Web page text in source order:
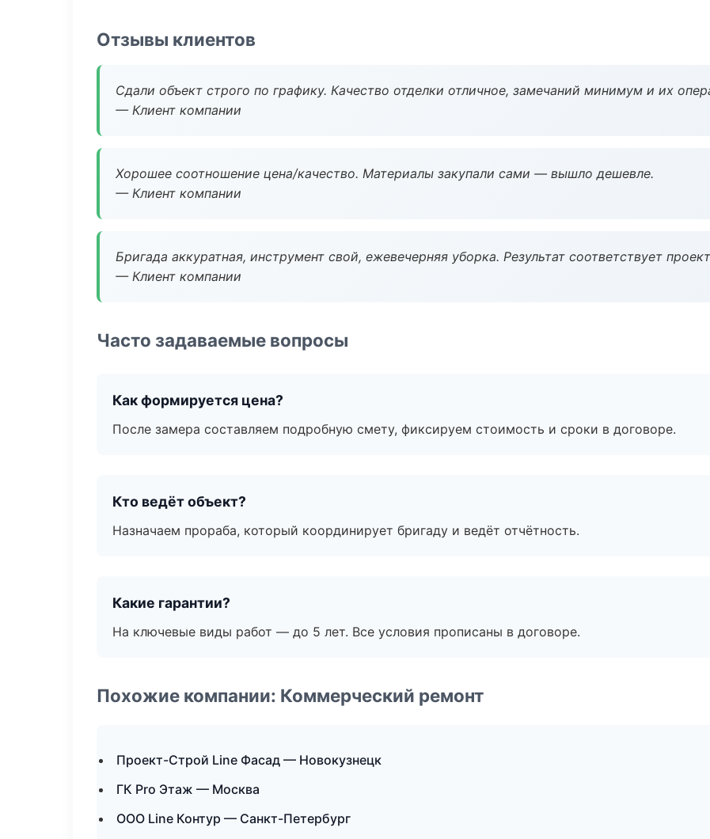
Отзывы клиентов
Сдали объект строго по графику. Качество отделки отличное, замечаний минимум и их
— Клиент компании
Хорошее соотношение цена/качество. Материалы закупали сами — вышло дешевле.
— Клиент компании
Бригада аккуратная, инструмент свой, ежевечерняя уборка. Результат соответствует
— Клиент компании
Часто задаваемые вопросы
Как формируется цена?
После замера составляем подробную смету, фиксируем стоимость и сроки в договоре.
Кто ведёт объект?
Назначаем прораба, который координирует бригаду и ведёт отчётность.
Какие гарантии?
На ключевые виды работ — до 5 лет. Все условия прописаны в договоре.
Похожие компании: Коммерческий ремонт
Проект-Строй Line Фасад — Новокузнецк
ГК Pro Этаж — Москва
ООО Line Контур — Санкт-Петербург